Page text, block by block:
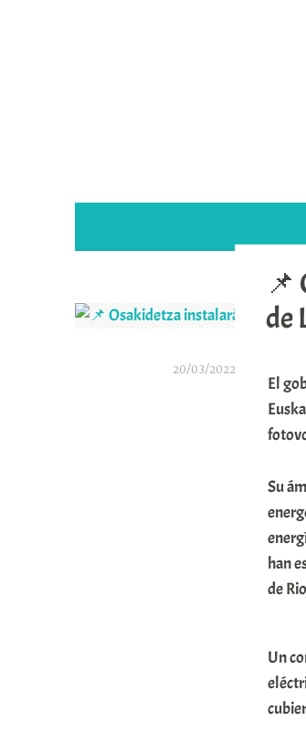
📌
de
20/03/2022
El
Su
han
de
Un